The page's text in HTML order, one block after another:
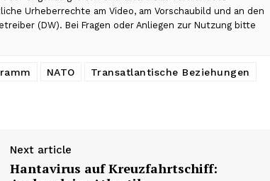
Urheberrechte am Video, am Vorschaubild und an den
(DW). Bei Fragen oder Anliegen zur Nutzung bitte
NATO
Transatlantische Beziehungen
Next article
Hantavirus auf Kreuzfahrtschiff: